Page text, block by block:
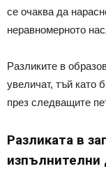
се очаква да
неравномерното
Разликите в
увеличат, тъй като
през следващите
Разликата в
изпълнителни